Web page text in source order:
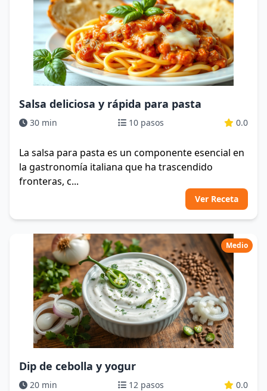
Salsa deliciosa y rápida para pasta
30 min 10 pasos 0.0
La salsa para pasta es un componente esencial en
la gastronomía italiana que ha trascendido
fronteras, c...
Ver Receta
Medio
Dip de cebolla y yogur
20 min 12 pasos 0.0